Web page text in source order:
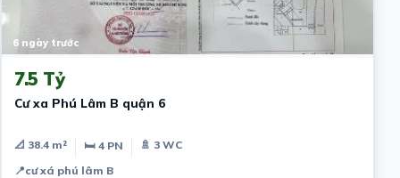
6 ngày trước
7.5 Tỷ
Cư xa Phú Lâm B quận 6
📐 38.4 m² 🛏 4 PN
🚿 3 WC
📍cư xá phú lâm B